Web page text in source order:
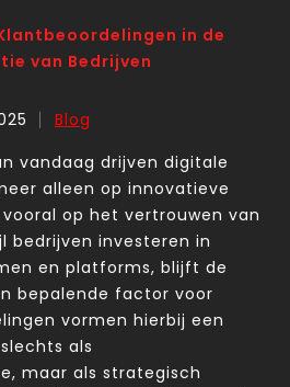
in de
van Bedrijven
Blog
vandaag drijven digitale
alleen op innovatieve
op het vertrouwen van
bedrijven investeren in
en platforms, blijft de
bepalende factor voor
vormen hierbij een
als
maar als strategisch